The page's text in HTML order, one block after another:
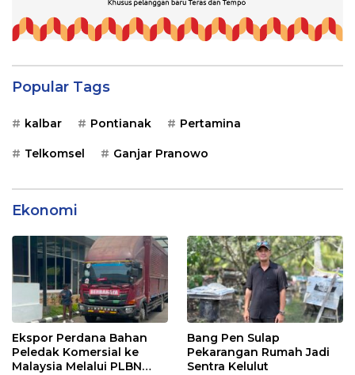
Popular Tags
kalbar Pontianak Pertamina
Telkomsel Ganjar Pranowo
Ekonomi
Ekspor Perdana Bahan
Peledak Komersial ke
Malaysia Melalui PLBN
Bang Pen Sulap
Pekarangan Rumah Jadi
Sentra Kelulut